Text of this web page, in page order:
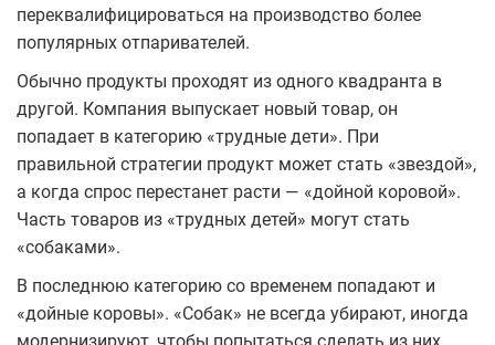
переквалифицироваться на производство более
популярных отпаривателей.
Обычно продукты проходят из одного квадранта в
другой. Компания выпускает новый товар, он
попадает в категорию «трудные дети». При
правильной стратегии продукт может стать «звездой»,
а когда спрос перестанет расти — «дойной коровой».
Часть товаров из «трудных детей» могут стать
«собаками».
В последнюю категорию со временем попадают и
«дойные коровы». «Собак» не всегда убирают, иногда